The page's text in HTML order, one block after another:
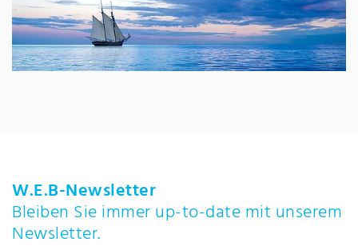
W.E.B-Newsletter
Bleiben Sie immer up-to-date mit unserem
Newsletter.